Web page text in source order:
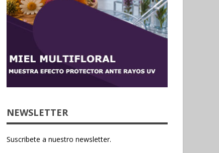
NEWSLETTER
Suscribete a nuestro newsletter.